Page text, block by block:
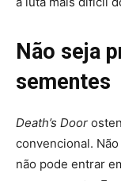
Não seja
sementes
Death’s Door
convencional.
não pode entrar